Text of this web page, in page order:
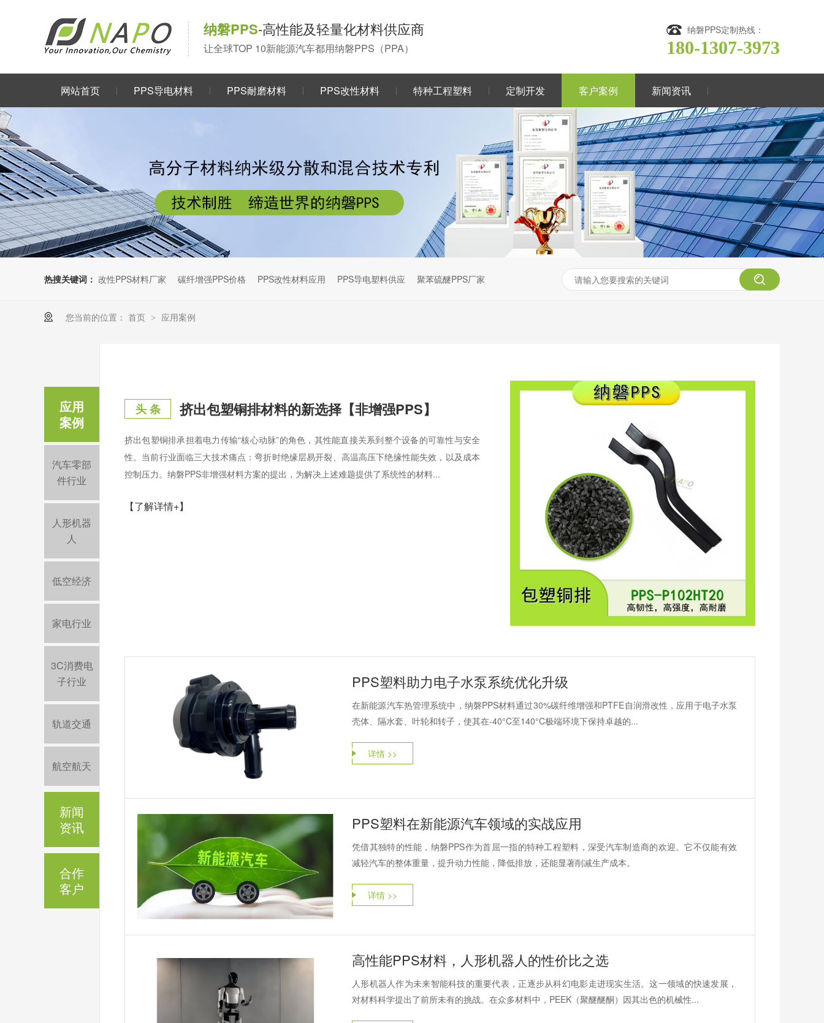
纳磐PPS-高性能及轻量化材料供应商
让全球TOP 10新能源汽车都用纳磐PPS（PPA）
纳磐PPS定制热线：
180-1307-3973
网站首页 PPS导电材料 PPS耐磨材料 PPS改性材料 特种工程塑料 定制开发 客户案例 新闻资讯
热搜关键词： 改性PPS材料厂家 碳纤增强PPS价格 PPS改性材料应用 PPS导电塑料供应 聚苯硫醚PPS厂家
您当前的位置： 首页 > 应用案例
头 条 挤出包塑铜排材料的新选择【非增强PPS】
挤出包塑铜排承担着电力传输“核心动脉”的角色，其性能直接关系到整个设备的可靠性与安全
性。当前行业面临三大技术痛点：弯折时绝缘层易开裂、高温高压下绝缘性能失效，以及成本
控制压力。纳磐PPS非增强材料方案的提出，为解决上述难题提供了系统性的材料...
【了解详情+】
PPS塑料助力电子水泵系统优化升级
在新能源汽车热管理系统中，纳磐PPS材料通过30%碳纤维增强和PTFE自润滑改性，应用于电子水泵
壳体、隔水套、叶轮和转子，使其在-40°C至140°C极端环境下保持卓越的...
详情 >>
PPS塑料在新能源汽车领域的实战应用
凭借其独特的性能，纳磐PPS作为首屈一指的特种工程塑料，深受汽车制造商的欢迎。它不仅能有效
减轻汽车的整体重量，提升动力性能，降低排放，还能显著削减生产成本。
详情 >>
高性能PPS材料，人形机器人的性价比之选
人形机器人作为未来智能科技的重要代表，正逐步从科幻电影走进现实生活。这一领域的快速发展，
对材料科学提出了前所未有的挑战。在众多材料中，PEEK（聚醚醚酮）因其出色的机械性...
应用
案例
汽车零部
件行业
人形机器
人
低空经济
家电行业
3C消费电
子行业
轨道交通
航空航天
新闻
资讯
合作
客户